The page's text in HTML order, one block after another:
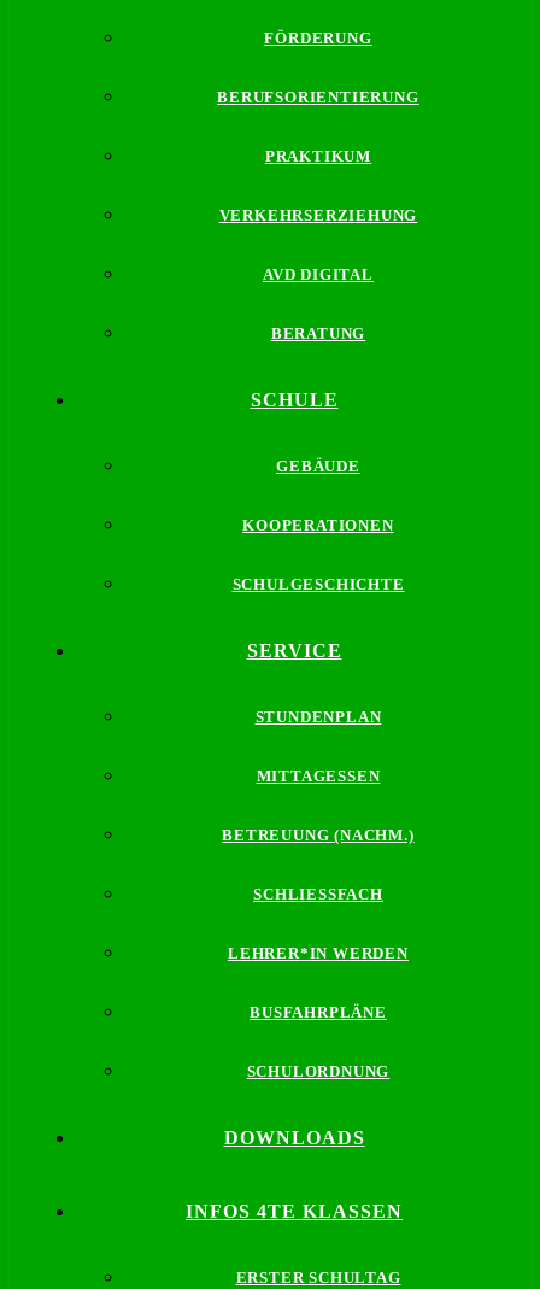
FÖRDERUNG
BERUFSORIENTIERUNG
PRAKTIKUM
VERKEHRSERZIEHUNG
AVD DIGITAL
BERATUNG
SCHULE
GEBÄUDE
KOOPERATIONEN
SCHULGESCHICHTE
SERVICE
STUNDENPLAN
MITTAGESSEN
BETREUUNG (NACHM.)
SCHLIESSFACH
LEHRER*IN WERDEN
BUSFAHRPLÄNE
SCHULORDNUNG
DOWNLOADS
INFOS 4TE KLASSEN
ERSTER SCHULTAG